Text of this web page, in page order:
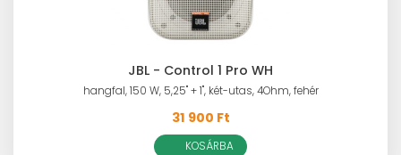
JBL - Control 1 Pro WH
hangfal, 150 W, 5,25" + 1", két-utas, 4Ohm, fehér
31 900 Ft
KOSÁRBA